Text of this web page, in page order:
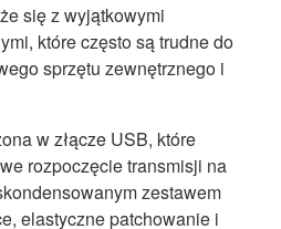
się z wyjątkowymi
które często są trudne do
sprzętu zewnętrznego i
w złącze USB, które
rozpoczęcie transmisji na
zestawem
elastyczne patchowanie i